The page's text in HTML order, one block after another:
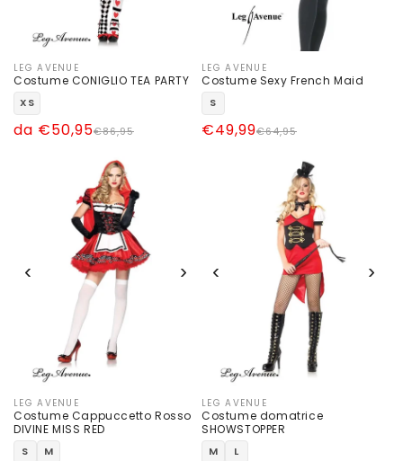
Produttore:
LEG AVENUE
Costume CONIGLIO TEA PARTY
XS
Prezzo
€86,95
Prezzo
da €50,95
Produttore:
LEG AVENUE
Costume Sexy French Maid
S
Prezzo€64,95
Prezzo
€49,99
‹ ›
Produttore:
LEG AVENUE
Costume Cappuccetto Rosso
DIVINE MISS RED
S M
‹ ›
Produttore:
LEG AVENUE
Costume domatrice
SHOWSTOPPER
M L